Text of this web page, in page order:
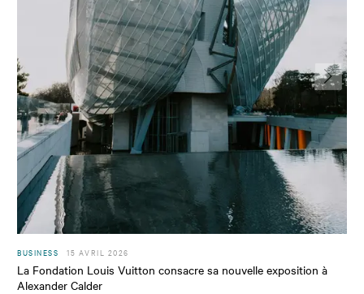
BUSINESS 15 AVRIL 2026
La Fondation Louis Vuitton consacre sa nouvelle exposition à
Alexander Calder